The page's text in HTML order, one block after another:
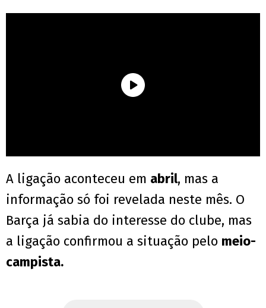
A ligação aconteceu em abril, mas a
informação só foi revelada neste mês. O
Barça já sabia do interesse do clube, mas
a ligação confirmou a situação pelo meio-
campista.